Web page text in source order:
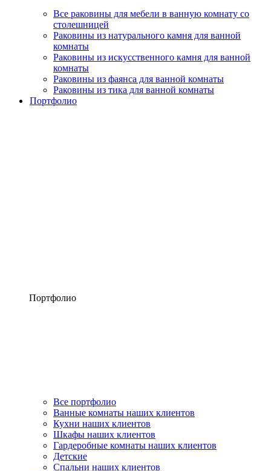
Все раковины для мебели в ванную комнату со
столешницей
Раковины из натурального камня для ванной
комнаты
Раковины из искусственного камня для ванной
комнаты
Раковины из фаянса для ванной комнаты
Раковины из тика для ванной комнаты
Портфолио
Портфолио
Все портфолио
Ванные комнаты наших клиентов
Кухни наших клиентов
Шкафы наших клиентов
Гардеробные комнаты наших клиентов
Детские
Спальни наших клиентов